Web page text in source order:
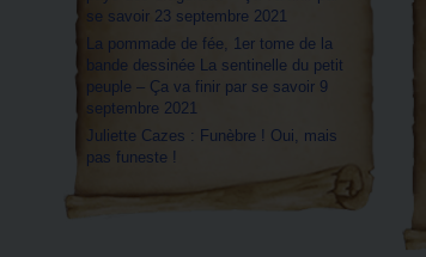
se savoir 23 septembre 2021
La pommade de fée, 1er tome de la
bande dessinée La sentinelle du petit
peuple – Ça va finir par se savoir 9
septembre 2021
Juliette Cazes : Funèbre ! Oui, mais
pas funeste !